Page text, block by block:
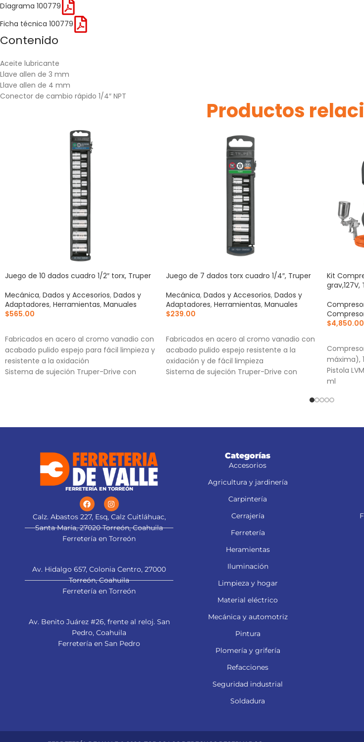
Díagrama 100779
Ficha técnica 100779
Contenido
Aceite lubricante
Llave allen de 3 mm
Llave allen de 4 mm
Conector de cambio rápido 1/4″ NPT
Productos
Juego de 10 dados cuadro 1/2″ torx, Truper
Mecánica, Dados y Accesorios, Dados y
Adaptadores, Herramientas, Manuales
$565.00
Fabricados en acero al cromo vanadio con
acabado pulido espejo para fácil limpieza y
resistente a la oxidación
Sistema de sujeción Truper-Drive con
identificación
Juego de 7 dados torx cuadro 1/4″, Truper
Mecánica, Dados y Accesorios, Dados y
Adaptadores, Herramientas, Manuales
$239.00
Fabricados en acero al cromo vanadio con
acabado pulido espejo resistente a la
oxidación y de fácil limpieza
Sistema de sujeción Truper-Drive con
Kit
grav,127V,
$4,850.00
máxima),
Pistola
ml
FERRETERÍA EN TORREÓN
Calz. Abastos 227, Esq, Calz Cuitláhuac,
Santa María, 27020 Torreón, Coahuila
Ferretería en Torreón
Av. Hidalgo 657, Colonia Centro, 27000
Torreón, Coahuila
Ferretería en Torreón
Av. Benito Juárez #26, frente al reloj. San
Pedro, Coahuila
Ferretería en San Pedro
Categorías
Accesorios
Agricultura y jardinería
Carpintería
Cerrajería
Ferretería
Heramientas
Iluminación
Limpieza y hogar
Material eléctrico
Mecánica y automotriz
Pintura
Plomería y grifería
Refacciones
Seguridad industrial
Soldadura